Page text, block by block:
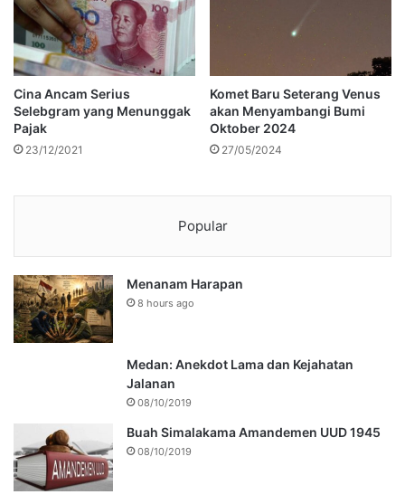
Cina Ancam Serius
Selebgram yang Menunggak
Pajak
23/12/2021
Komet Baru Seterang Venus
akan Menyambangi Bumi
Oktober 2024
27/05/2024
Popular
Menanam Harapan
8 hours ago
Medan: Anekdot Lama dan Kejahatan
Jalanan
08/10/2019
Buah Simalakama Amandemen UUD 1945
08/10/2019